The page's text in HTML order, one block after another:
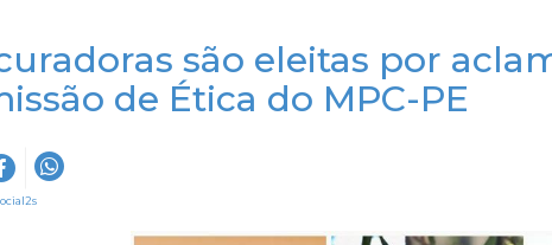
são eleitas por
de Ética do MPC-PE